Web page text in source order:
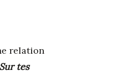
relation
Sur tes